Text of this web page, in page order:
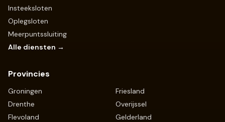
Insteeksloten
Oplegsloten
Meerpuntssluiting
Alle diensten →
Provincies
Groningen
Friesland
Drenthe
Overijssel
Flevoland
Gelderland